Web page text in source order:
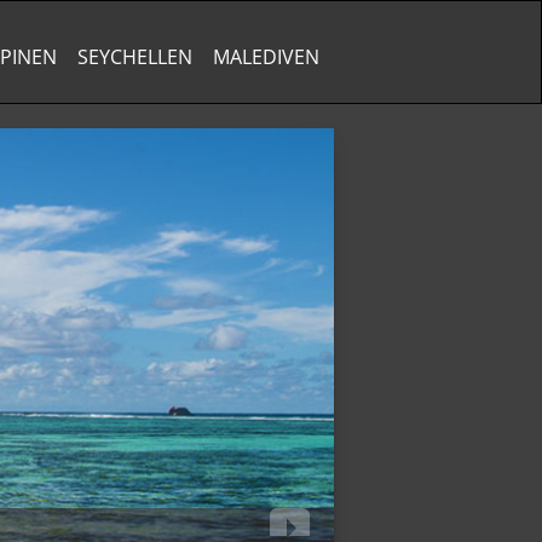
SEYCHELLEN MALEDIVEN